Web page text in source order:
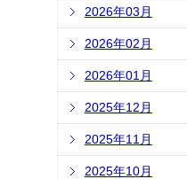
2026年03月
2026年02月
2026年01月
2025年12月
2025年11月
2025年10月